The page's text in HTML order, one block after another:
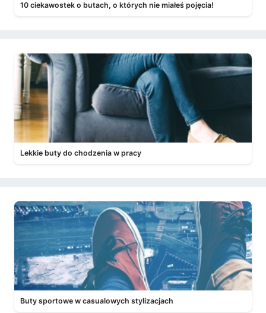
10 ciekawostek o butach, o których nie miałeś pojęcia!
Lekkie buty do chodzenia w pracy
Buty sportowe w casualowych stylizacjach